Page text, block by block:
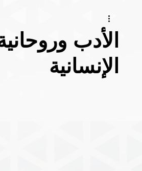
الأدب
الإنسانية